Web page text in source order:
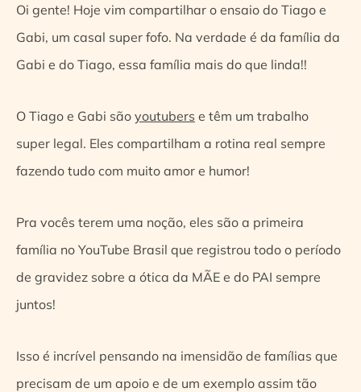
Oi gente! Hoje vim compartilhar o ensaio do Tiago e
Gabi, um casal super fofo. Na verdade é da família da
Gabi e do Tiago, essa família mais do que linda!!
O Tiago e Gabi são youtubers e têm um trabalho
super legal. Eles compartilham a rotina real sempre
fazendo tudo com muito amor e humor!
Pra vocês terem uma noção, eles são a primeira
família no YouTube Brasil que registrou todo o período
de gravidez sobre a ótica da MÃE e do PAI sempre
juntos!
Isso é incrível pensando na imensidão de famílias que
precisam de um apoio e de um exemplo assim tão